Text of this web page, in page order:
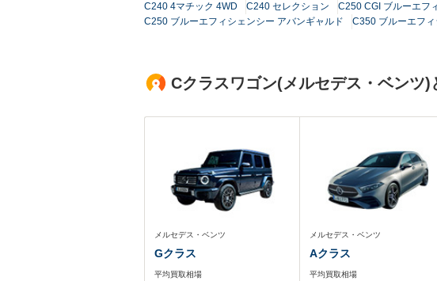
C240 4マチック 4WD
C240 セレクション C250 CGI ブルーエフ
C250 ブルーエフィシェンシー アバンギャルド
C350 ブルーエフ
Cクラスワゴン(メルセデス・ベンツ
メルセデス・ベンツ
Gクラス
平均買取相場
メルセデス・ベンツ
Aクラス
平均買取相場